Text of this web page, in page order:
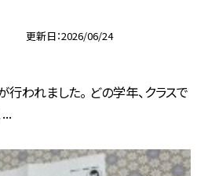
更新日 2026/06/24
行われました。 どの学年、クラスで